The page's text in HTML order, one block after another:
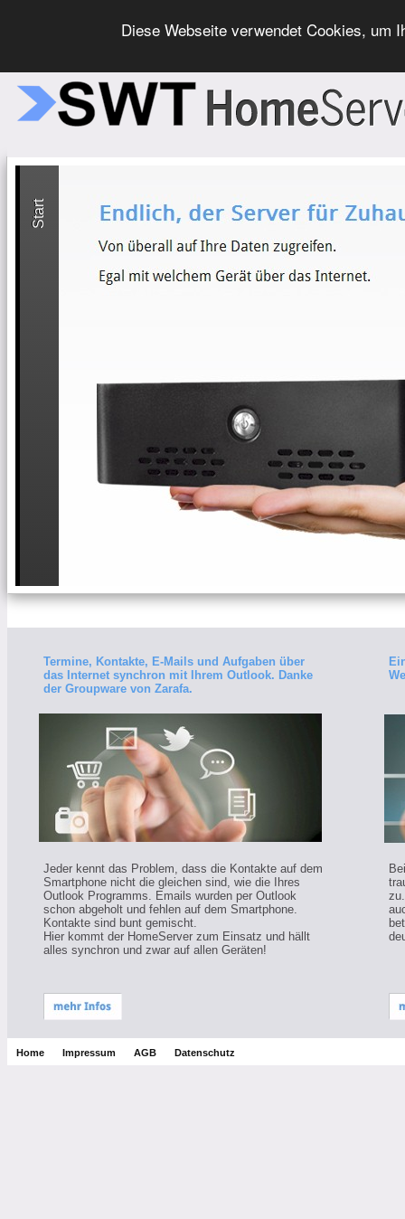
Diese Webseite verwendet Cookies, um
Start
Termine, Kontakte, E-Mails und Aufgaben über
das Internet synchron mit Ihrem Outlook. Danke
der Groupware von Zarafa.
Jeder kennt das Problem, dass die Kontakte auf dem
Smartphone nicht die gleichen sind, wie die Ihres
Outlook Programms. Emails wurden per Outlook
schon abgeholt und fehlen auf dem Smartphone.
Kontakte sind bunt gemischt.
Hier kommt der HomeServer zum Einsatz und hällt
alles synchron und zwar auf allen Geräten!
Home Impressum AGB Datenschutz